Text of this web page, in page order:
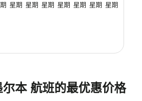
星期 星期 星期 星期 星期 星期 星期
本 航班的最优惠价格